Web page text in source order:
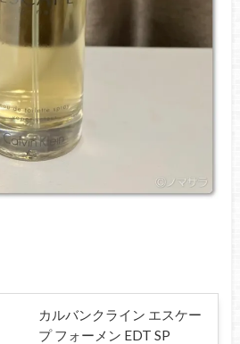
カルバンクライン エスケー
プ フォーメン EDT SP